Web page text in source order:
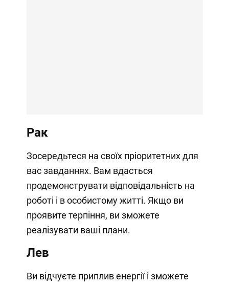
Рак
Зосередьтеся на своїх пріоритетних для
вас завданнях. Вам вдасться
продемонструвати відповідальність на
роботі і в особистому житті. Якщо ви
проявите терпіння, ви зможете
реалізувати ваші плани.
Лев
Ви відчуєте приплив енергії і зможете